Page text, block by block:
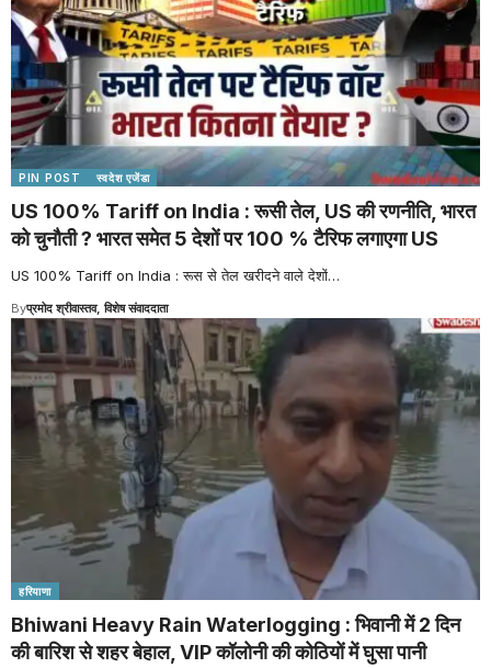
PIN POST स्वदेश एजेंडा
US 100% Tariff on India : रूसी तेल, US की रणनीति, भारत
को चुनौती ? भारत समेत 5 देशों पर 100 % टैरिफ लगाएगा US
US 100% Tariff on India : रूस से तेल खरीदने वाले देशों…
Byप्रमोद श्रीवास्तव, विशेष संवाददाता
हरियाणा
Bhiwani Heavy Rain Waterlogging : भिवानी में 2 दिन
की बारिश से शहर बेहाल, VIP कॉलोनी की कोठियों में घुसा पानी